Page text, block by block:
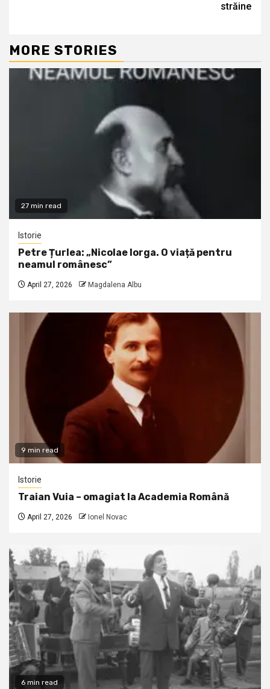
străine
MORE STORIES
27 min read
Istorie
Petre Țurlea: „Nicolae Iorga. O viață pentru
neamul românesc”
April 27, 2026 Magdalena Albu
9 min read
Istorie
Traian Vuia – omagiat la Academia Română
April 27, 2026 Ionel Novac
6 min read